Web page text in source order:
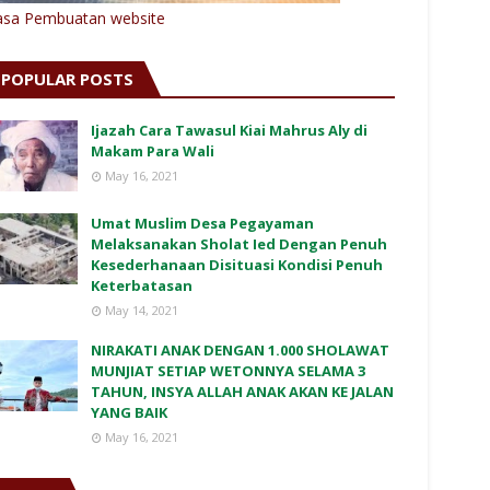
Pembuatan website
POPULAR POSTS
Ijazah Cara Tawasul Kiai Mahrus Aly di
Makam Para Wali
May 16, 2021
Umat Muslim Desa Pegayaman
Melaksanakan Sholat Ied Dengan Penuh
Kesederhanaan Disituasi Kondisi Penuh
Keterbatasan
May 14, 2021
NIRAKATI ANAK DENGAN 1.000 SHOLAWAT
MUNJIAT SETIAP WETONNYA SELAMA 3
TAHUN, INSYA ALLAH ANAK AKAN KE JALAN
YANG BAIK
May 16, 2021